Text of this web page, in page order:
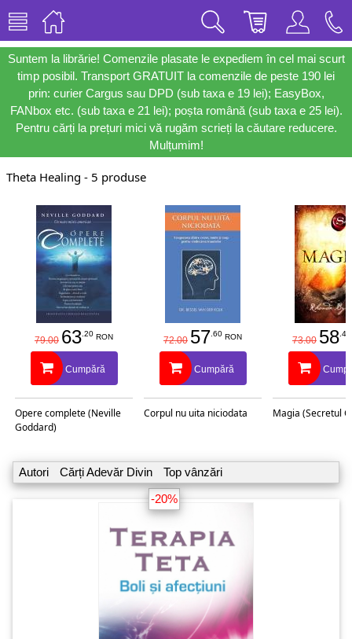
Suntem la librărie! Comenzile plasate le expediem în cel mai scurt
timp posibil. Transport GRATUIT la comenzile de peste 190 lei
prin: curier Cargus sau DPD (sub taxa e 19 lei); EasyBox,
FANbox etc. (sub taxa e 21 lei); poșta română (sub taxa e 25 lei).
Pentru cărți la prețuri mici vă rugăm scrieți la căutare reducere.
Mulțumim!
Theta Healing - 5 produse
79.00 63 .20 RON
Cumpără
Opere complete (Neville
Goddard)
72.00 57 .60 RON
Cumpără
Corpul nu uita niciodata
73.00 58 .40
Magia (Secretul
Autori Cărți Adevăr Divin
Top vânzări
-20%